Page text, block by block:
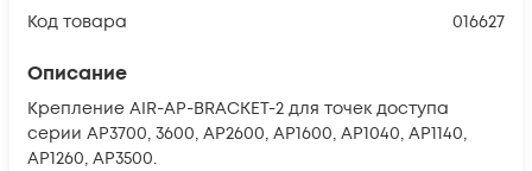
Код товара
016627
Описание
Крепление AIR-AP-BRACKET-2 для точек доступа
серии AP3700, 3600, AP2600, AP1600, AP1040, AP1140,
AP1260, AP3500.